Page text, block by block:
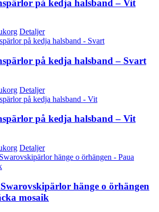
på kedja halsband – Vit
Detaljer
på kedja halsband – Svart
Detaljer
på kedja halsband – Vit
Detaljer
hänge o örhängen
mosaik